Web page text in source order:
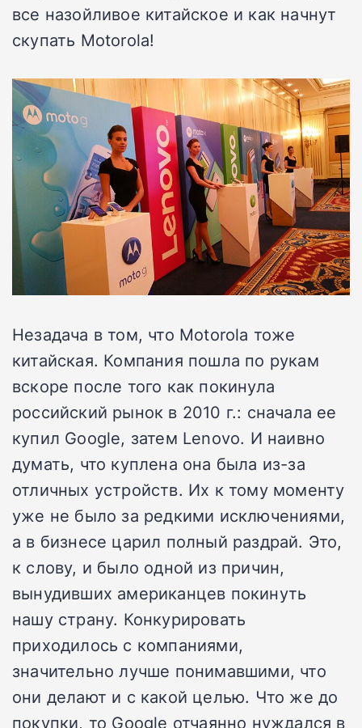
все назойливое китайское и как начнут
скупать Motorola!
Незадача в том, что Motorola тоже
китайская. Компания пошла по рукам
вскоре после того как покинула
российский рынок в 2010 г.: сначала ее
купил Google, затем Lenovo. И наивно
думать, что куплена она была из-за
отличных устройств. Их к тому моменту
уже не было за редкими исключениями,
а в бизнесе царил полный раздрай. Это,
к слову, и было одной из причин,
вынудивших американцев покинуть
нашу страну. Конкурировать
приходилось с компаниями,
значительно лучше понимавшими, что
они делают и с какой целью. Что же до
покупки, то Google отчаянно нуждался в